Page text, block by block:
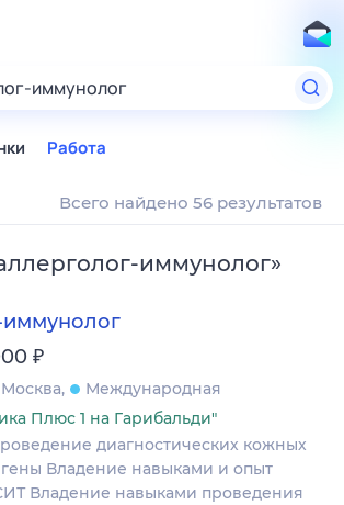
иммунолог
Работа
Всего найдено 56 результатов
иммунолог»
₽
Москва
Международная
Плюс 1 на Гарибальди"
диагностических кожных
Владение навыками и опыт
Владение навыками проведения